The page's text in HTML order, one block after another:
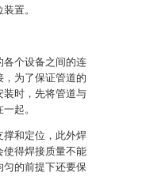
置。
各个设备之间的连
为了保证管道的
装时，先将管道与
起。
撑和定位，此外焊
使得焊接质量不能
匀的前提下还要保